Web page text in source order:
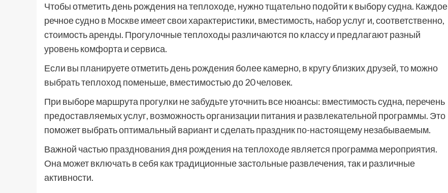
Чтобы отметить день рождения на теплоходе, нужно тщательно подойти к выбору судна. Каждое
речное судно в Москве имеет свои характеристики, вместимость, набор услуг и, соответственно,
стоимость аренды. Прогулочные теплоходы различаются по классу и предлагают разный
уровень комфорта и сервиса.
Если вы планируете отметить день рождения более камерно, в кругу близких друзей, то можно
выбрать теплоход поменьше, вместимостью до 20 человек.
При выборе маршрута прогулки не забудьте уточнить все нюансы: вместимость судна, перечень
предоставляемых услуг, возможность организации питания и развлекательной программы. Это
поможет выбрать оптимальный вариант и сделать праздник по-настоящему незабываемым.
Важной частью празднования дня рождения на теплоходе является программа мероприятия.
Она может включать в себя как традиционные застольные развлечения, так и различные
активности.